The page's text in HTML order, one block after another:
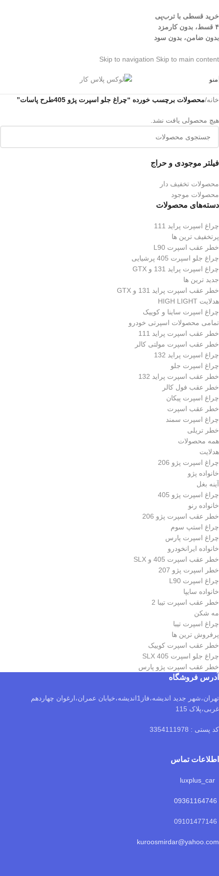
خرید قسطی با ترب‌پی
۴ قسط، بدون کارمزد
بدون ضامن، بدون سود
Skip to navigation Skip to main content
منو
فیلتر موجودی و حراج
محصولات تخفیف دار
محصولات موجود
دسته‌های محصولات
چراغ اسپرت پراید 111
پرتخفیف ترین ها
خطر عقب اسپرت L90
چراغ جلو اسپرت 405 پرشیایی
چراغ اسپرت پراید 131 و GTX
جدید ترین ها
خطر عقب اسپرت پراید 131 و GTX
هدلایت HIGH LIGHT
چراغ اسپرت ساینا و کوییک
تمامی محصولات اسپرتی خودرو
خطر عقب اسپرت پراید 111
خطر عقب اسپرت مولتی کالر
چراغ اسپرت پراید 132
چراغ اسپرت جلو
خطر عقب اسپرت پراید 132
خطر عقب فول کالر
چراغ اسپرت پیکان
خطر عقب اسپرت
چراغ اسپرت سمند
خطر تریلی
همه محصولات
هدلایت
چراغ اسپرت پژو 206
خانواده پژو
آینه بغل
چراغ اسپرت پژو 405
خانواده رنو
خطر عقب اسپرت پژو 206
چراغ استپ سوم
چراغ اسپرت پارس
خانواده ایرانخودرو
خطر عقب اسپرت 405 و SLX
خطر اسپرت پژو 207
چراغ اسپرت L90
خانواده سایپا
خطر عقب اسپرت تیبا 2
مه شکن
چراغ اسپرت تیبا
پرفروش ترین ها
خطر عقب اسپرت کوییک
چراغ جلو اسپرت 405 SLX
خطر عقب اسپرت پژو پارس
خانه/محصولات برچسب خورده “چراغ جلو اسپرت پژو 405طرح پاسات”
هیچ محصولی یافت نشد.
آدرس فروشگاه
تهران،شهر جدید اندیشه،فاز1اندیشه،خیابان عمران،ارغوان چهاردهم
غربی،پلاک 115
کد پستی : 3354111978
اطلاعات تماس
09361164746
kuroosmirdar@yahoo.com